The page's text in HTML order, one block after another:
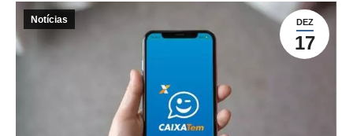
DEZ
17
Notícias